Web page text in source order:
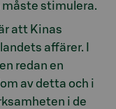
måste stimulera.
att Kinas
affärer. I
redan en
av detta och i
i de